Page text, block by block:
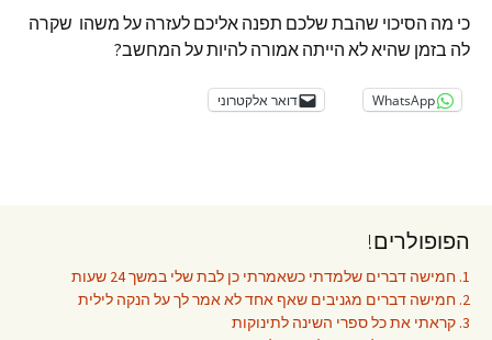
כי מה הסיכוי שהבת שלכם תפנה אליכם לעזרה על משהו שקרה
לה בזמן שהיא לא הייתה אמורה להיות על המחשב?
WhatsApp דואר אלקטרוני
הפופולרים!
1. חמישה דברים שלמדתי כשאמרתי כן לבת שלי במשך 24 שעות
2. חמישה דברים מגניבים שאף אחד לא אמר לך על הנקה לילית
3. קראתי את כל ספרי השינה לתינוקות